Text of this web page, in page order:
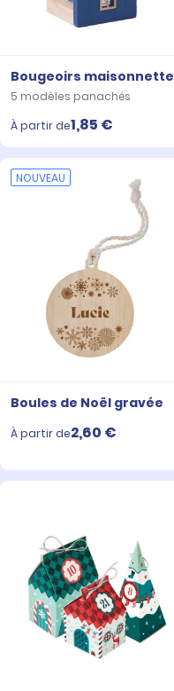
Bougeoirs maisonnette
5 modèles panachés
À partir de1,85 €
NOUVEAU
Boules de Noël gravée
À partir de2,60 €